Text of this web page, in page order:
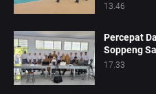
13.46
Percepat
Soppeng
17.33